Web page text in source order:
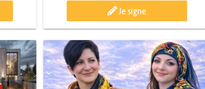
Je signe